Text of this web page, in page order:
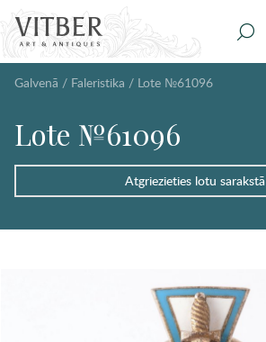
Galvenā / Faleristika / Lote №61096
Lote №61096
Atgriezieties lotu sarakstā